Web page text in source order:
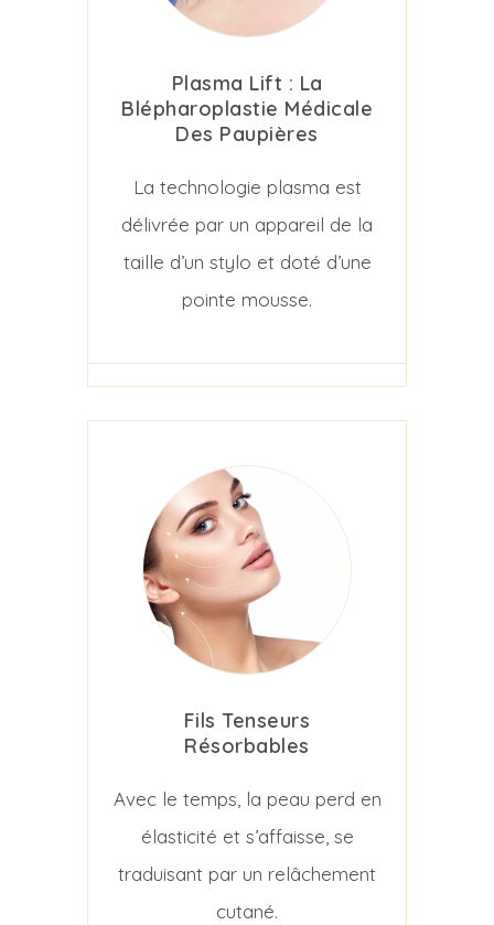
Plasma Lift : La
Blépharoplastie Médicale
Des Paupières
La technologie plasma est
délivrée par un appareil de la
taille d’un stylo et doté d’une
pointe mousse.
Fils Tenseurs
Résorbables
Avec le temps, la peau perd en
élasticité et s’affaisse, se
traduisant par un relâchement
cutané.